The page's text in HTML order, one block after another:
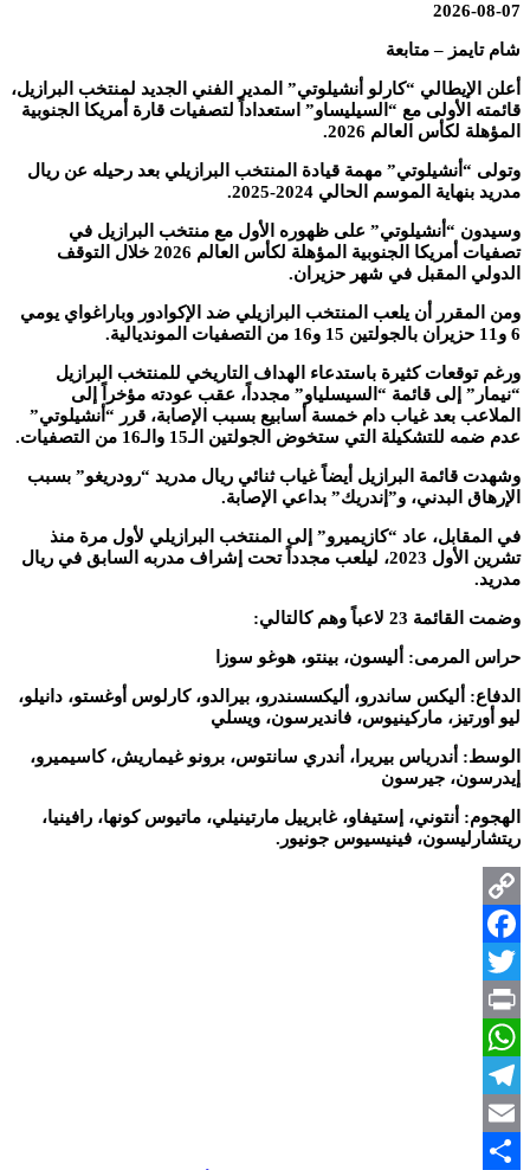
2026-08-07
شام تايمز – متابعة
أعلن الإيطالي “كارلو أنشيلوتي” المدير الفني الجديد لمنتخب البرازيل،
قائمته الأولى مع “السيليساو” استعداداً لتصفيات قارة أمريكا الجنوبية
المؤهلة لكأس العالم 2026.
وتولى “أنشيلوتي” مهمة قيادة المنتخب البرازيلي بعد رحيله عن ريال
مدريد بنهاية الموسم الحالي 2024-2025.
وسيدون “أنشيلوتي” على ظهوره الأول مع منتخب البرازيل في
تصفيات أمريكا الجنوبية المؤهلة لكأس العالم 2026 خلال التوقف
الدولي المقبل في شهر حزيران.
ومن المقرر أن يلعب المنتخب البرازيلي ضد الإكوادور وباراغواي يومي
6 و11 حزيران بالجولتين 15 و16 من التصفيات المونديالية.
ورغم توقعات كثيرة باستدعاء الهداف التاريخي للمنتخب البرازيل
“نيمار” إلى قائمة “السيسلياو” مجدداً، عقب عودته مؤخراً إلى
الملاعب بعد غياب دام خمسة أسابيع بسبب الإصابة، قرر “أنشيلوتي”
عدم ضمه للتشكيلة التي ستخوض الجولتين الـ15 والـ16 من التصفيات.
وشهدت قائمة البرازيل أيضاً غياب ثنائي ريال مدريد “رودريغو” بسبب
الإرهاق البدني، و”إندريك” بداعي الإصابة.
في المقابل، عاد “كازيميرو” إلى المنتخب البرازيلي لأول مرة منذ
تشرين الأول 2023، ليلعب مجدداً تحت إشراف مدربه السابق في ريال
مدريد.
وضمت القائمة 23 لاعباً وهم كالتالي:
حراس المرمى: أليسون، بينتو، هوغو سوزا
الدفاع: أليكس ساندرو، أليكسسندرو، بيرالدو، كارلوس أوغستو، دانيلو،
ليو أورتيز، ماركينيوس، فانديرسون، ويسلي
الوسط: أندرياس بيريرا، أندري سانتوس، برونو غيماريش، كاسيميرو،
إيدرسون، جيرسون
الهجوم: أنتوني، إستيفاو، غابرييل مارتينيلي، ماتيوس كونها، رافينيا،
ريتشارليسون، فينيسيوس جونيور.
Copy
Link
Facebook
Twitter
Print
WhatsApp
Telegram
Email